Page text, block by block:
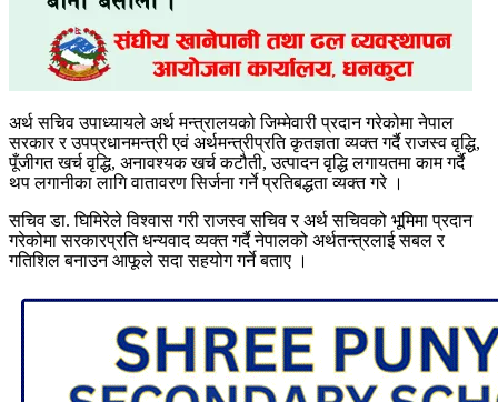
अर्थ सचिव उपाध्यायले अर्थ मन्त्रालयको जिम्मेवारी प्रदान गरेकोमा नेपाल
सरकार र उपप्रधानमन्त्री एवं अर्थमन्त्रीप्रति कृतज्ञता व्यक्त गर्दै राजस्व वृद्धि,
पूँजीगत खर्च वृद्धि, अनावश्यक खर्च कटौती, उत्पादन वृद्धि लगायतमा काम गर्दै
थप लगानीका लागि वातावरण सिर्जना गर्ने प्रतिबद्धता व्यक्त गरे ।
सचिव डा. घिमिरेले विश्वास गरी राजस्व सचिव र अर्थ सचिवको भूमिमा प्रदान
गरेकोमा सरकारप्रति धन्यवाद व्यक्त गर्दै नेपालको अर्थतन्त्रलाई सबल र
गतिशिल बनाउन आफूले सदा सहयोग गर्ने बताए ।